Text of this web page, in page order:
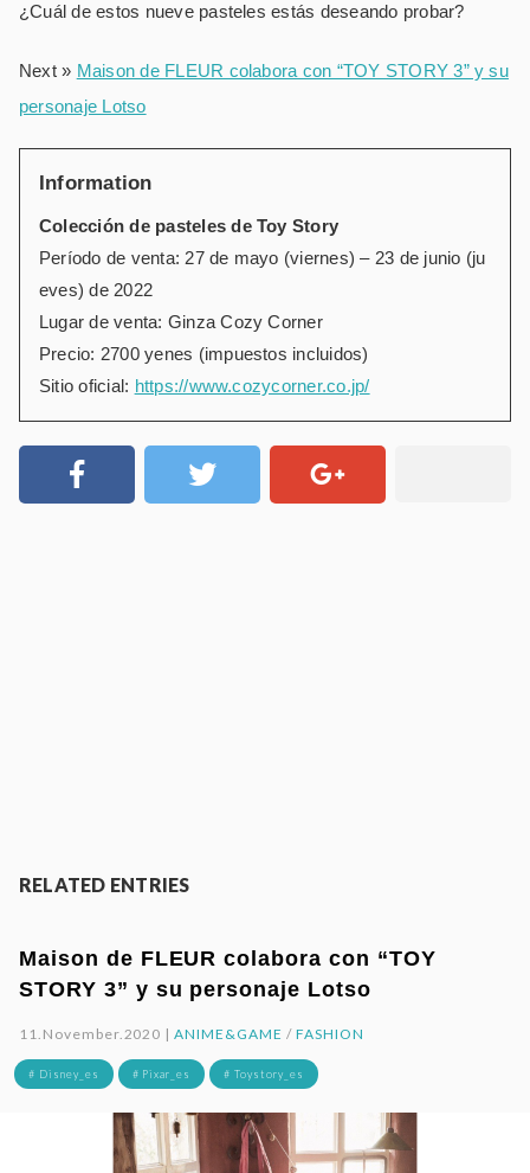
¿Cuál de estos nueve pasteles estás deseando probar?
Next » Maison de FLEUR colabora con “TOY STORY 3” y su
personaje Lotso
Information
Colección de pasteles de Toy Story
Período de venta: 27 de mayo (viernes) – 23 de junio (ju
eves) de 2022
Lugar de venta: Ginza Cozy Corner
Precio: 2700 yenes (impuestos incluidos)
Sitio oficial: https://www.cozycorner.co.jp/
RELATED ENTRIES
Maison de FLEUR colabora con “TOY
STORY 3” y su personaje Lotso
11.November.2020 |ANIME&GAME / FASHION
# Disney_es # Pixar_es # Toystory_es